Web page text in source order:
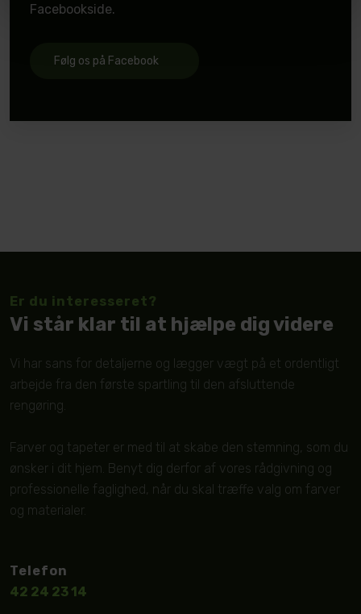
Facebookside.
Følg os på Facebook
Er du interesseret?
Vi står klar til at hjælpe dig videre
​Vi har sans for detaljerne og lægger vægt på et ordentligt
arbejde fra den første spartling til den afsluttende
rengøring.
Farver og tapeter er med til at skabe den stemning, som du
ønsker i dit hjem. Benyt dig derfor af vores rådgivning og
professionelle faglighed, når du skal træffe valg om farver
og materialer.
Telefon
42 24 23 14